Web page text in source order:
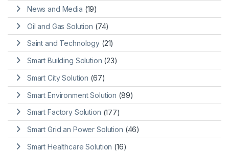
News and Media (19)
Oil and Gas Solution (74)
Saint and Technology (21)
Smart Building Solution (23)
Smart City Solution (67)
Smart Environment Solution (89)
Smart Factory Solution (177)
Smart Grid an Power Solution (46)
Smart Healthcare Solution (16)